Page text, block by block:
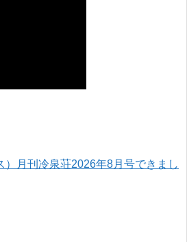
）月刊冷泉荘2026年8月号できまし